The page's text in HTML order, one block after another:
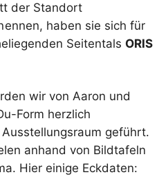
der Standort
haben sie sich für
Seitentals ORIS
wir von Aaron und
Form herzlich
geführt.
anhand von Bildtafeln
Hier einige Eckdaten: